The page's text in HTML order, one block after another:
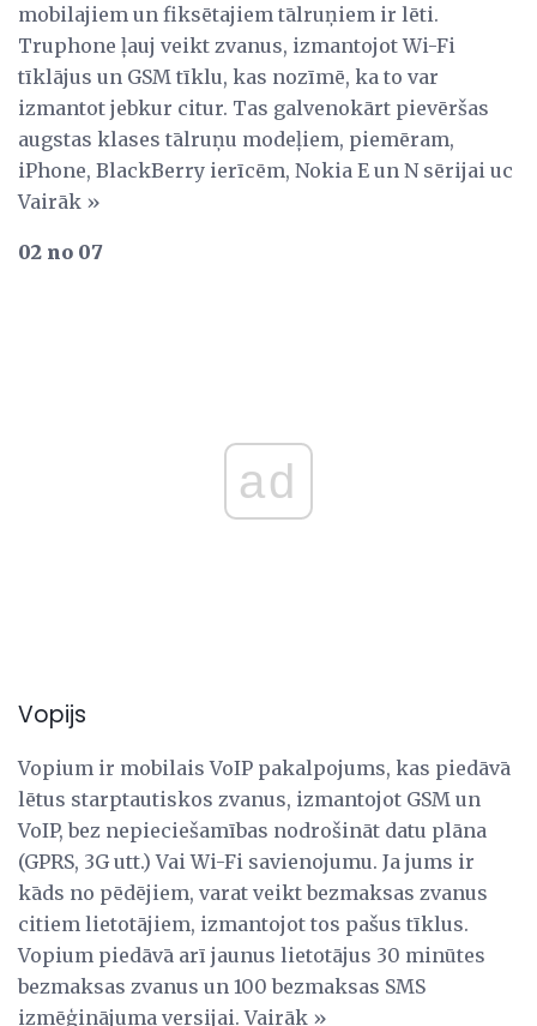
mobilajiem un fiksētajiem tālruņiem ir lēti.
Truphone ļauj veikt zvanus, izmantojot Wi-Fi
tīklājus un GSM tīklu, kas nozīmē, ka to var
izmantot jebkur citur. Tas galvenokārt pievēršas
augstas klases tālruņu modeļiem, piemēram,
iPhone, BlackBerry ierīcēm, Nokia E un N sērijai uc
Vairāk »
02 no 07
ad
Vopijs
Vopium ir mobilais VoIP pakalpojums, kas piedāvā
lētus starptautiskos zvanus, izmantojot GSM un
VoIP, bez nepieciešamības nodrošināt datu plāna
(GPRS, 3G utt.) Vai Wi-Fi savienojumu. Ja jums ir
kāds no pēdējiem, varat veikt bezmaksas zvanus
citiem lietotājiem, izmantojot tos pašus tīklus.
Vopium piedāvā arī jaunus lietotājus 30 minūtes
bezmaksas zvanus un 100 bezmaksas SMS
izmēģinājuma versijai. Vairāk »